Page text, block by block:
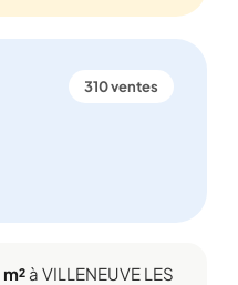
310 ventes
à VILLENEUVE LES